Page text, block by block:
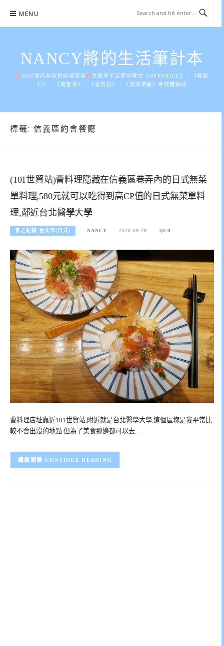
content
MENU
NANCY將的生活筆計本
2026食尚玩家駐站部落客
文章將不定期刊登在《OPENRICE》、《輕旅
行》、《窩客島》、《愛食記》、《波波黛麗》等媒體網站
標籤: 信義區約會餐廳
(101世貿站)曹料理隱藏在信義區巷弄內的日式無菜
單料理,580元就可以吃得到高CP值的日式無菜單料
理,鄰近台北醫學大學
食之紀錄-台北市(日式) NANCY 2020-09-28 0
曹料理店址靠近101世貿站,附近就是台北醫學大學,這個區塊是我平常比
較不會出沒的地點 但為了美食那邊都可以去,…
CONTINUE READING